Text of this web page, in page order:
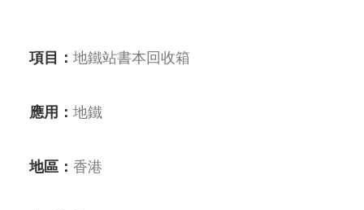
項目： 地鐵站書本回收箱
應用： 地鐵
地區： 香港